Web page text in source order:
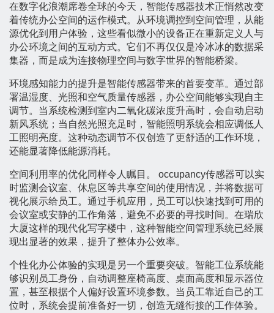
在数字化浪潮席卷全球的今天，智能传感器技术正悄然改变
着传统办公空间的运作模式。从环境调控到空间管理，从能
源优化到用户体验，这些看似微小的设备正在重新定义人与
办公环境之间的互动方式。它们不再仅仅是冷冰冰的数据采
集器，而是成为连接物理空间与数字世界的智能桥梁。
环境感知能力的提升是智能传感器带来的首要变革。通过部
署温湿度、光照和空气质量传感器，办公空间能够实现自主
调节。当系统检测到室内二氧化碳浓度升高时，会自动启动
新风系统；当自然光照充足时，智能照明系统会相应调低人
工照明亮度。这种动态调节不仅创造了更舒适的工作环境，
还能显著降低能源消耗。
空间利用率的优化同样令人瞩目。 occupancy传感器可以实
时监测会议室、休息区等共享空间的使用情况，并将数据可
视化展示给员工。通过手机应用，员工可以快速找到可用的
会议室或安静的工作角落，避免不必要的寻找时间。在瑞欣
大厦这样的现代化写字楼中，这种智能空间管理系统已经展
现出显著的效果，提升了整体办公效率。
个性化办公体验的实现是另一个重要突破。智能工位系统能
够识别员工身份，自动调整座椅高度、桌面高度和显示器位
置，甚至根据个人偏好设置环境参数。当员工靠近自己的工
位时，系统会提前准备好一切，创造无缝衔接的工作体验。